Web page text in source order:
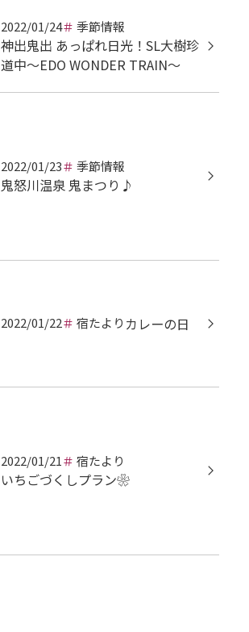
2022/01/24 季節情報
神出鬼出 あっぱれ日光！SL大樹珍
道中～EDO WONDER TRAIN～
2022/01/23 季節情報
鬼怒川温泉 鬼まつり♪
2022/01/22 宿たより カレーの日
2022/01/21 宿たより
いちごづくしプラン❀